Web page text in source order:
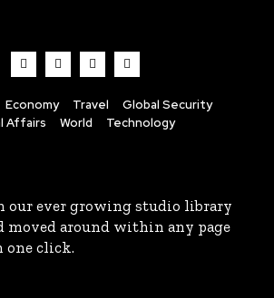
Economy Travel
Global Security
Affairs
World Technology
our ever growing studio library
moved around within any page
click.